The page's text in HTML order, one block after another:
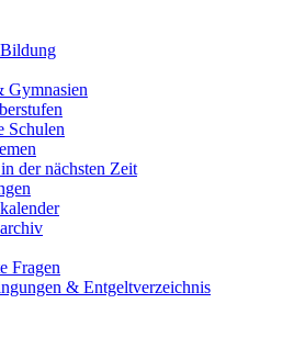
Gymnasien
Schulen
der nächsten Zeit
Fragen
& Entgeltverzeichnis